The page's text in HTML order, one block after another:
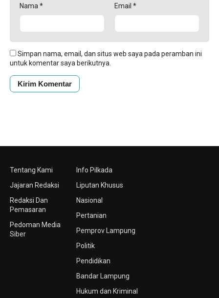
Nama * Email *
Simpan nama, email, dan situs web saya pada peramban ini
untuk komentar saya berikutnya.
Tentang Kami
Jajaran Redaksi
Redaksi Dan
Pemasaran
Pedoman Media
Siber
Info Pilkada
Liputan Khusus
Nasional
Pertanian
Pemprov Lampung
Politik
Pendidikan
Bandar Lampung
Hukum dan Kriminal